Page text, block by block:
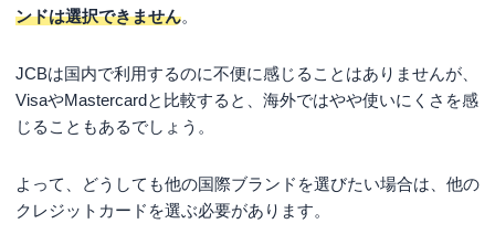
ンドは選択できません。
JCBは国内で利用するのに不便に感じることはありませんが、
VisaやMastercardと比較すると、海外ではやや使いにくさを感
じることもあるでしょう。
よって、どうしても他の国際ブランドを選びたい場合は、他の
クレジットカードを選ぶ必要があります。